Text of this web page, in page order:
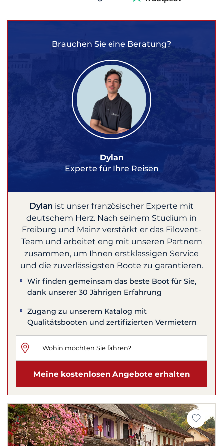
Brauchen Sie eine Beratung?
Dylan
Experte für Ihre Reisen
Dylan ist unser französischer Experte mit
deutschem Herz. Nach seinem Studium in
Freiburg und Mainz verstärkt er das Filovent-
Team und arbeitet eng mit unseren Partnern
zusammen, um Ihnen erstklassigen Service
und die zuverlässigsten Boote zu garantieren.
Wir finden gemeinsam das beste Boot für Sie,
dank unserer 30 Jährigen Erfahrung
Zugang zu unserem Katalog mit
Qualitätsbooten und zertifizierten Vermietern
Meine kostenlosen Angebote erhalten